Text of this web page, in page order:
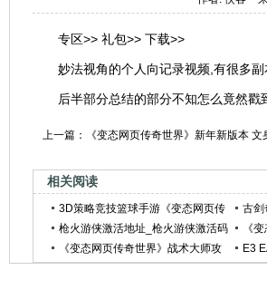
专区>> 礼包>> 下载>>
妙法视角的个人向记录视频,有很多
后半部分总结的部分不知怎么竟然
上一篇： 《变态网页传奇世界》新年新版本
相关阅读
3D策略竞技篮球手游《变态网页传
奇世界》9月15日全面公测
古剑
门
枪火游侠激活地址_枪火游侠激活码
激活下载
《
养
《变态网页传奇世界》战术大师攻
E3